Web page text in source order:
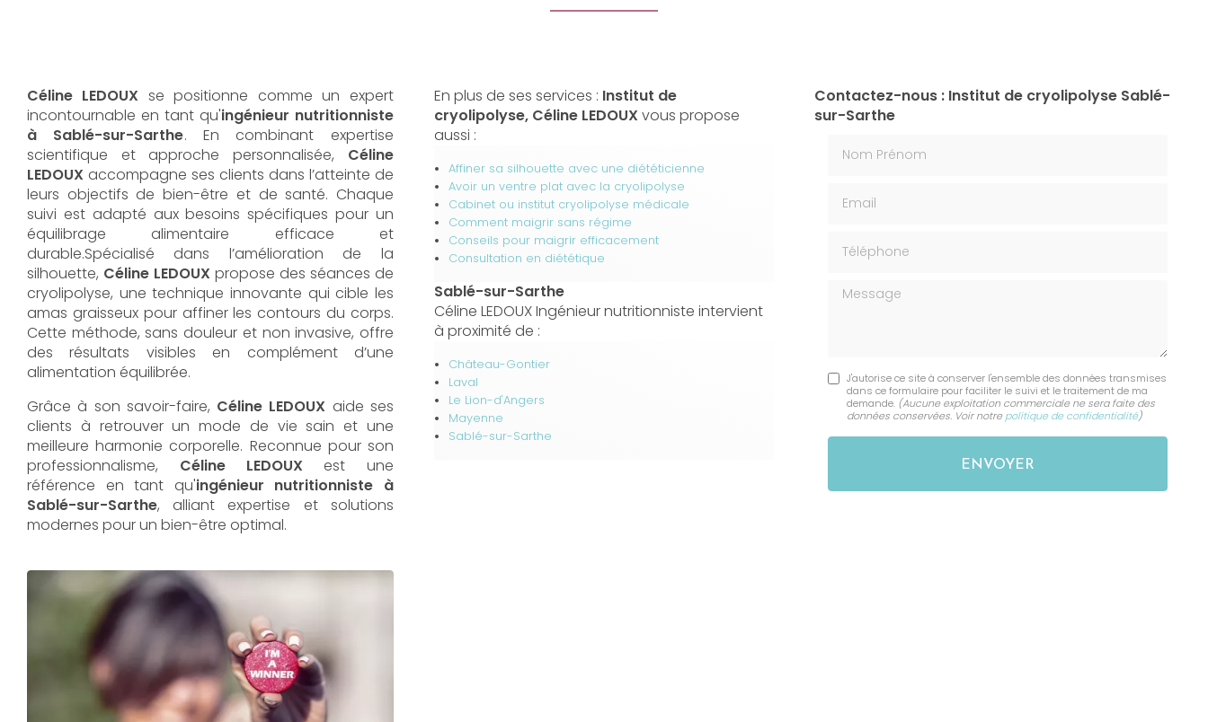
Céline LEDOUX se positionne comme un expert
incontournable en tant qu'ingénieur nutritionniste
à Sablé-sur-Sarthe. En combinant expertise
scientifique et approche personnalisée, Céline
LEDOUX accompagne ses clients dans l’atteinte de
leurs objectifs de bien-être et de santé. Chaque
suivi est adapté aux besoins spécifiques pour un
équilibrage alimentaire efficace et
durable.Spécialisé dans l’amélioration de la
silhouette, Céline LEDOUX propose des séances de
cryolipolyse, une technique innovante qui cible les
amas graisseux pour affiner les contours du corps.
Cette méthode, sans douleur et non invasive, offre
des résultats visibles en complément d’une
alimentation équilibrée.
Grâce à son savoir-faire, Céline LEDOUX aide ses
clients à retrouver un mode de vie sain et une
meilleure harmonie corporelle. Reconnue pour son
professionnalisme, Céline LEDOUX est une
référence en tant qu'ingénieur nutritionniste à
Sablé-sur-Sarthe, alliant expertise et solutions
modernes pour un bien-être optimal.
En plus de ses services : Institut de
cryolipolyse, Céline LEDOUX vous propose
aussi :
Affiner sa silhouette avec une diététicienne
Avoir un ventre plat avec la cryolipolyse
Cabinet ou institut cryolipolyse médicale
Comment maigrir sans régime
Conseils pour maigrir efficacement
Consultation en diététique
Sablé-sur-Sarthe
Céline LEDOUX Ingénieur nutritionniste intervient
à proximité de :
Château-Gontier
Laval
Le Lion-d'Angers
Mayenne
Sablé-sur-Sarthe
Contactez-nous : Institut de cryolipolyse Sablé-
sur-Sarthe
Message
J'autorise ce site à conserver l'ensemble des données transmises
dans ce formulaire pour faciliter le suivi et le traitement de ma
demande. (Aucune exploitation commerciale ne sera faite des
données conservées. Voir notre politique de confidentialité)